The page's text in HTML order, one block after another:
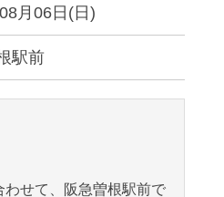
月06日(日)
駅前
わせて、阪急曽根駅前で